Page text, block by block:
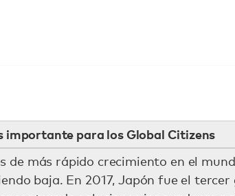
importante para los Global Citizens
de más rápido crecimiento en el
baja. En 2017, Japón fue el